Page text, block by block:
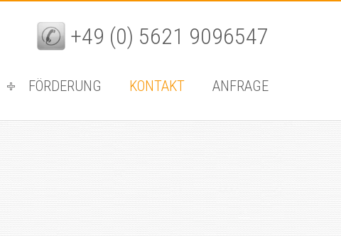
+49 (0) 5621 9096547
FÖRDERUNG KONTAKT ANFRAGE